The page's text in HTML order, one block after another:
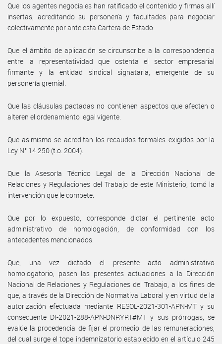
Que los agentes negociales han ratificado el contenido y firmas allí
insertas, acreditando su personería y facultades para negociar
colectivamente por ante esta Cartera de Estado.
Que el ámbito de aplicación se circunscribe a la correspondencia
entre la representatividad que ostenta el sector empresarial
firmante y la entidad sindical signataria, emergente de su
personería gremial.
Que las cláusulas pactadas no contienen aspectos que afecten o
alteren el ordenamiento legal vigente.
Que asimismo se acreditan los recaudos formales exigidos por la
Ley N° 14.250 (t.o. 2004).
Que la Asesoría Técnico Legal de la Dirección Nacional de
Relaciones y Regulaciones del Trabajo de este Ministerio, tomó la
intervención que le compete.
Que por lo expuesto, corresponde dictar el pertinente acto
administrativo de homologación, de conformidad con los
antecedentes mencionados.
Que, una vez dictado el presente acto administrativo
homologatorio, pasen las presentes actuaciones a la Dirección
Nacional de Relaciones y Regulaciones del Trabajo, a los fines de
que, a través de la Dirección de Normativa Laboral y en virtud de la
autorización efectuada mediante RESOL-2021-301-APN-MT y su
consecuente DI-2021-288-APN-DNRYRT#MT y sus prórrogas, se
evalúe la procedencia de fijar el promedio de las remuneraciones,
del cual surge el tope indemnizatorio establecido en el artículo 245